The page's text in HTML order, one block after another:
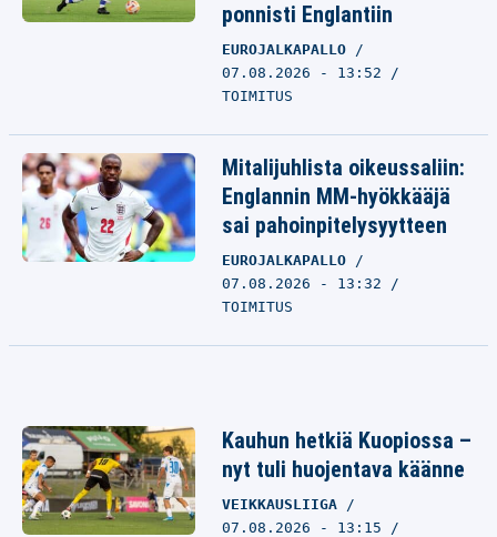
ponnisti Englantiin
EUROJALKAPALLO
07.08.2026 - 13:52
TOIMITUS
Mitalijuhlista oikeussaliin:
Englannin MM-hyökkääjä
sai pahoinpitelysyytteen
EUROJALKAPALLO
07.08.2026 - 13:32
TOIMITUS
Kauhun hetkiä Kuopiossa –
nyt tuli huojentava käänne
VEIKKAUSLIIGA
07.08.2026 - 13:15